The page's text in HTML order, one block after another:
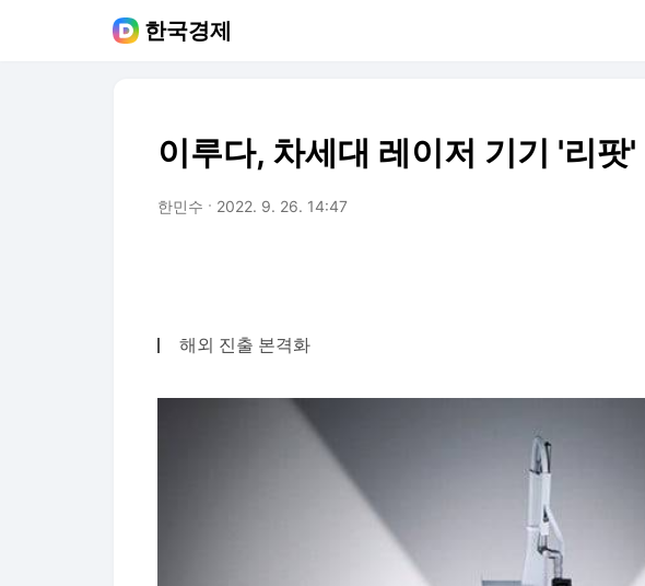
한국경제
이루다, 차세대 레이저 기기 '리팟'
한민수 2022. 9. 26. 14:47
해외 진출 본격화